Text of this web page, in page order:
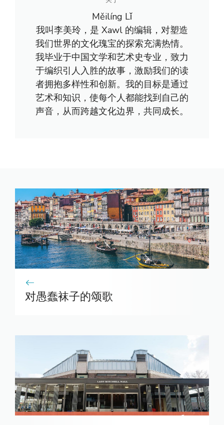
Měilíng Lǐ
我叫李美玲，是 Xawl 的编辑，对塑造
我们世界的文化瑰宝的探索充满热情。
我毕业于中国文学和艺术史专业，致力
于编织引人入胜的故事，激励我们的读
者拥抱多样性和创新。我的目标是通过
艺术和知识，使每个人都能找到自己的
声音，从而跨越文化边界，共同成长。
对愚蠢袜子的颂歌